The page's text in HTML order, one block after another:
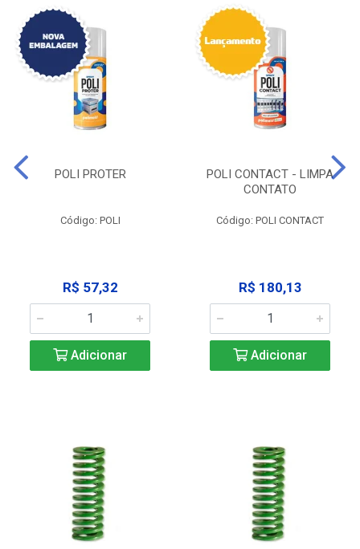
POLI PROTER
Código: POLI
R$ 57,32
Adicionar
POLI CONTACT - LIMPA
CONTATO
Código: POLI CONTACT
R$ 180,13
Adicionar